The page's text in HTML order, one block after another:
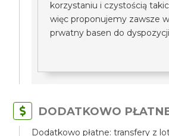
korzystaniu i czystością
więc proponujemy zawsze
prwatny basen do
DODATKOWO
Dodatkowo płatne: transfery z